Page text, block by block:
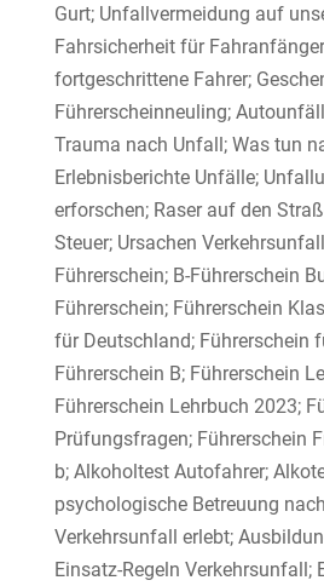
Gurt; Unfallvermeidung auf
Fahrsicherheit für
fortgeschrittene Fahrer;
Führerscheinneuling;
Trauma nach Unfall; Was tun
Erlebnisberichte Unfälle;
erforschen; Raser auf den
Steuer; Ursachen
Führerschein; B-Führerschein
Führerschein; Führerschein
für Deutschland; Führerschein
Führerschein B; Führerschein
Führerschein Lehrbuch 2023;
Prüfungsfragen; Führerschein
b; Alkoholtest Autofahrer;
psychologische Betreuung
Verkehrsunfall erlebt;
Einsatz-Regeln Verkehrsunfall;